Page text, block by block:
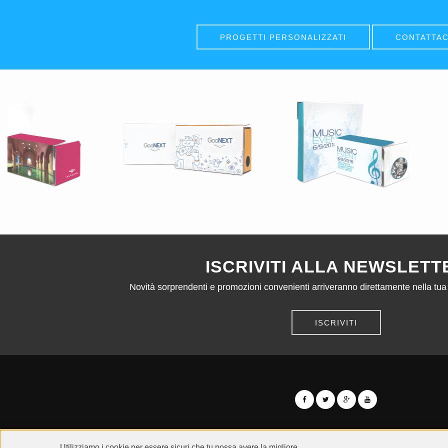
PROGETTI PERSONALIZZATI
ISCRIVITI ALLA
Novità sorprendenti e promozioni convenienti arriveranno direttamente nella
ISCRIVITI